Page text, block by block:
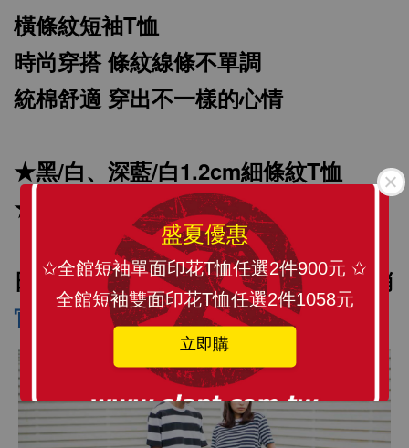
盛夏優惠
✩全館短袖單面印花T恤任選2件900元 ✩
全館短袖雙面印花T恤任選2件1058元
立即購
SLANT 素面中性 短袖T恤 百搭T恤 潮牌品質
100%精梳環紡棉 亞洲版型 經典合身12色可選
NT$ 199
NT$ 299
- +
橫條紋短袖T恤
時尚穿搭 條紋線條不單調
統棉舒適 穿出不一樣的心情
★黑/白、深藍/白1.2cm細條紋T恤
★黑/白、深藍/白5.0cm寬條紋T恤
日本街頭潮牌 總代理公司原廠出貨經銷
官方售價740 經銷優惠價360元